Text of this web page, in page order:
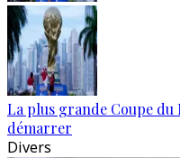
La plus grande Coupe du
démarrer
Divers